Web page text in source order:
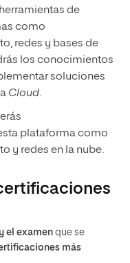
de
como
redes y bases de
los conocimientos
soluciones
Cloud.
plataforma como
y redes en la nube.
el examen que se
más